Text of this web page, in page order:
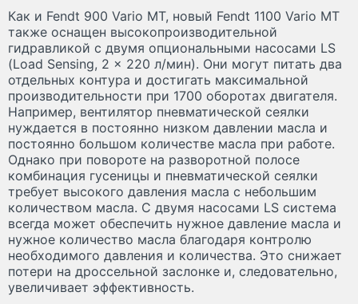
Как и Fendt 900 Vario MT, новый Fendt 1100 Vario MT
также оснащен высокопроизводительной
гидравликой с двумя опциональными насосами LS
(Load Sensing, 2 x 220 л/мин). Они могут питать два
отдельных контура и достигать максимальной
производительности при 1700 оборотах двигателя.
Например, вентилятор пневматической сеялки
нуждается в постоянно низком давлении масла и
постоянно большом количестве масла при работе.
Однако при повороте на разворотной полосе
комбинация гусеницы и пневматической сеялки
требует высокого давления масла с небольшим
количеством масла. С двумя насосами LS система
всегда может обеспечить нужное давление масла и
нужное количество масла благодаря контролю
необходимого давления и количества. Это снижает
потери на дроссельной заслонке и, следовательно,
увеличивает эффективность.